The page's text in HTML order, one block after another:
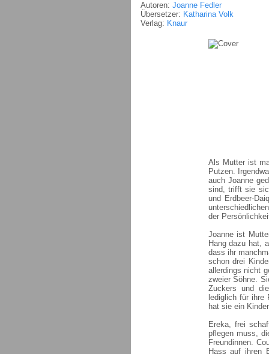
Autoren: Joanne Fedler
Übersetzer: Katharina Volk
Verlag: Knaur
Als Mutter ist
Putzen.
auch Joanne
sind, trifft sie
und Erdbeer-
der
Joanne ist
Hang dazu hat,
dass ihr
schon drei
allerdings nicht
zweier Söhne.
Zuckers und
lediglich für
hat sie ein
Ereka, frei
pflegen muss,
Freundinnen.
Hass auf ihren